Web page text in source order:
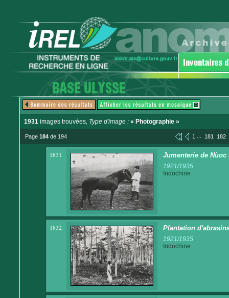
1931 images trouvées, Type d'image : « Photographie »
Page 184 de 194 1 ... 181 182
1831 Jumenterie de Nùoc
1921/1935
Indochine
1832 Plantation
1921/1935
Indochine